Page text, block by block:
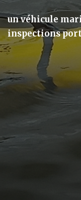
un véhicule
inspections